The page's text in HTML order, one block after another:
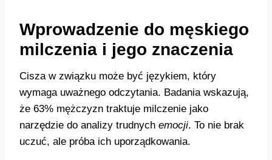
Wprowadzenie do męskiego
milczenia i jego znaczenia
Cisza w związku może być językiem, który
wymaga uważnego odczytania. Badania wskazują,
że 63% mężczyzn traktuje milczenie jako
narzędzie do analizy trudnych emocji. To nie brak
uczuć, ale próba ich uporządkowania.